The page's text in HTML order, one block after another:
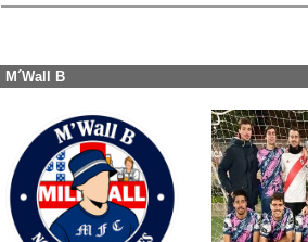
M´Wall B